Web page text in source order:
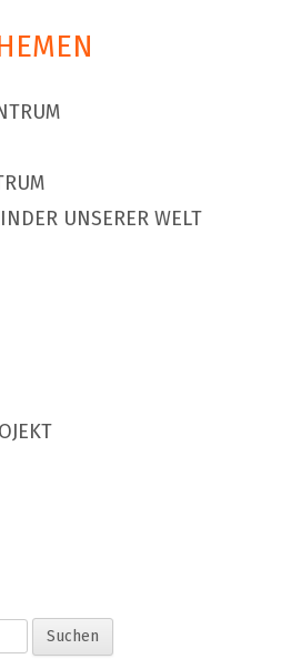
UNSERER WELT